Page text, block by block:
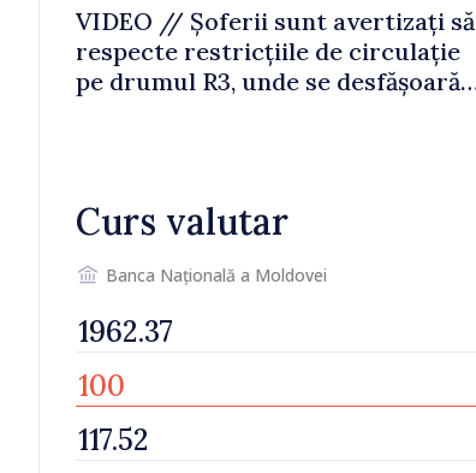
VIDEO // Șoferii sunt avertizați să
respecte restricțiile de circulație
pe drumul R3, unde se desfășoară
Curs valutar
Banca Națională a Moldovei